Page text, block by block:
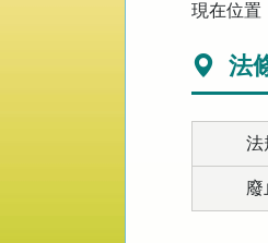
現在位置
法
法
廢